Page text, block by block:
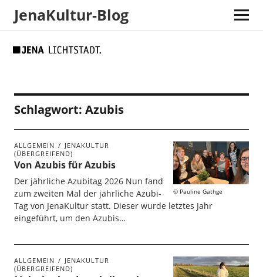
map
JenaKultur-Blog
Schlagwort: Azubis
Pauline Gathge
ALLGEMEIN
JENAKULTUR
(ÜBERGREIFEND)
Von Azubis für Azubis
Der jährliche Azubitag 2026 Nun fand
zum zweiten Mal der jährliche Azubi-
Tag von JenaKultur statt. Dieser wurde letztes Jahr
eingeführt, um den Azubis…
ALLGEMEIN
JENAKULTUR
(ÜBERGREIFEND)